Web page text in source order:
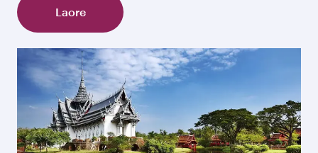
Laore